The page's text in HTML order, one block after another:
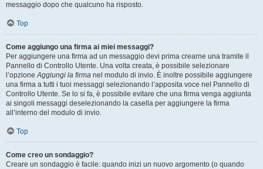
messaggio dopo che qualcuno ha risposto.
Top
Come aggiungo una firma ai miei messaggi?
Per aggiungere una firma ad un messaggio devi prima crearne una tramite il
Pannello di Controllo Utente. Una volta creata, è possibile selezionare
l’opzioneAggiungi la firma nel modulo di invio. È inoltre possibile aggiungere
una firma a tutti i tuoi messaggi selezionando l’apposita voce nel Pannello di
Controllo Utente. Se lo si fa, è possibile evitare che una firma venga aggiunta
ai singoli messaggi deselezionando la casella per aggiungere la firma
all’interno del modulo di invio.
Top
Come creo un sondaggio?
Creare un sondaggio è facile: quando inizi un nuovo argomento (o quando